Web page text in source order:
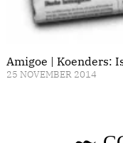
Amigoe | Koenders:
25 NOVEMBER 2014